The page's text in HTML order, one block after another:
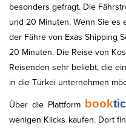
besonders gefragt. Die
und 20 Minuten. Wenn Sie es
der Fähre von Exas Shipping
20 Minuten. Die Reise von
Reisenden sehr beliebt, die
in die Türkei unternehmen
Über die Plattform book
wenigen Klicks kaufen. Dort